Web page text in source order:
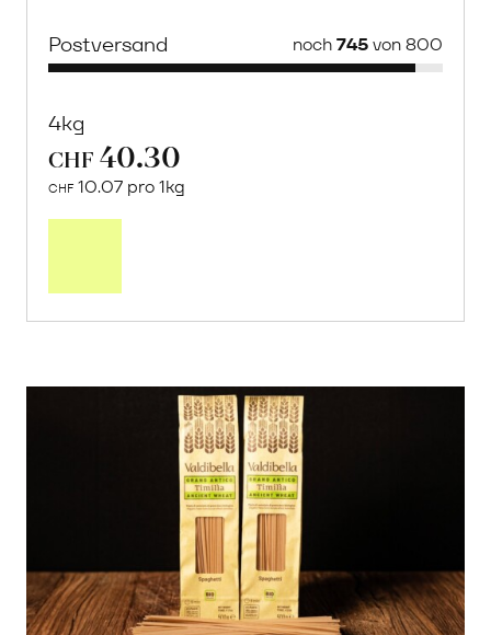
Postversand noch745von 800
4kg
CHF 40.30
CHF 10.07 pro 1kg
Post
erfahren